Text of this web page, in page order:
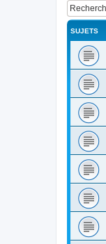
SUJETS